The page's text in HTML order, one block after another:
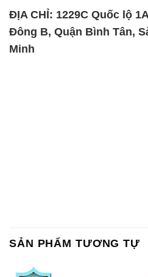
ĐỊA CHỈ: 1229C Quốc lộ
Đông B, Quận Bình Tân,
Minh
SẢN PHẨM TƯƠNG TỰ